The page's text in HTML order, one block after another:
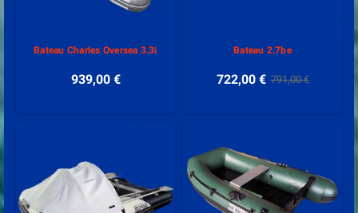
Bateau Charles Oversea 3.3i
939,00 €
Bateau 2.7be
722,00 € 791,00 €